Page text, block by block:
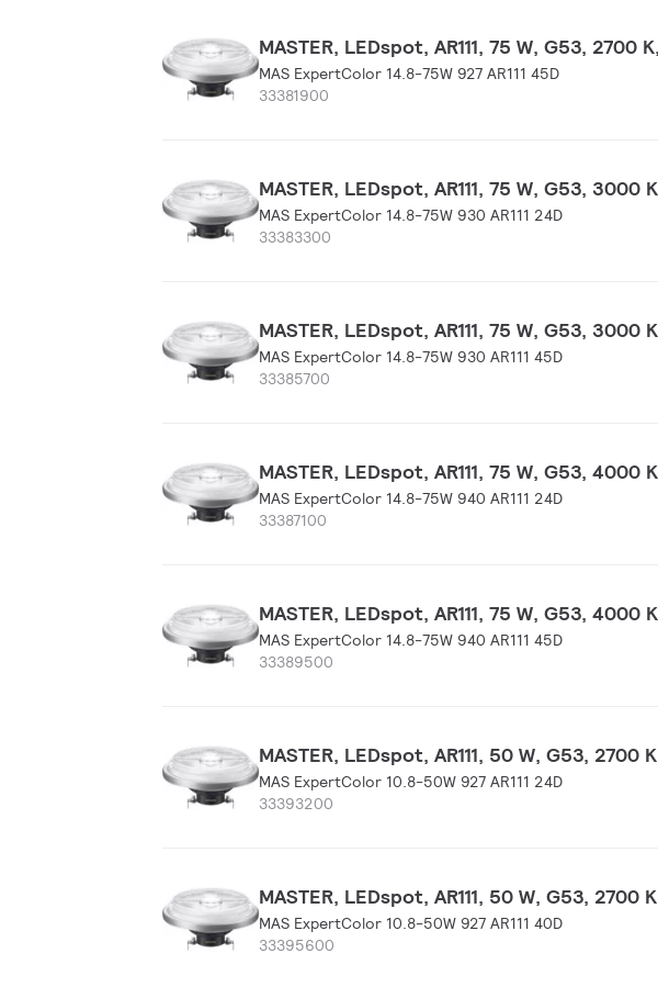
MASTER, LEDspot, AR111, 75 W, G53, 2700
MAS ExpertColor 14.8-75W 927 AR111 45D
33381900
MASTER, LEDspot, AR111, 75 W, G53,
MAS ExpertColor 14.8-75W 930 AR111 24D
33383300
MASTER, LEDspot, AR111, 75 W, G53,
MAS ExpertColor 14.8-75W 930 AR111 45D
33385700
MASTER, LEDspot, AR111, 75 W, G53,
MAS ExpertColor 14.8-75W 940 AR111 24D
33387100
MASTER, LEDspot, AR111, 75 W, G53,
MAS ExpertColor 14.8-75W 940 AR111 45D
33389500
MASTER, LEDspot, AR111, 50 W, G53,
MAS ExpertColor 10.8-50W 927 AR111 24D
33393200
MASTER, LEDspot, AR111, 50 W, G53,
MAS ExpertColor 10.8-50W 927 AR111 40D
33395600